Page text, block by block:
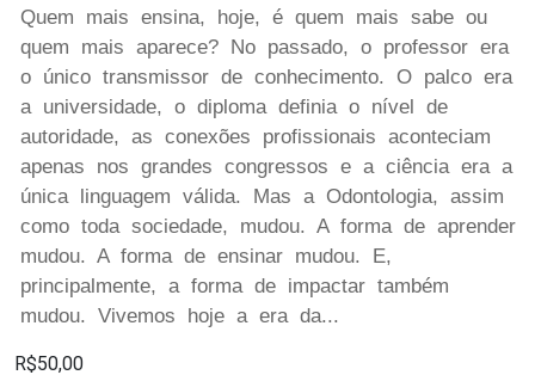
Quem mais ensina, hoje, é quem mais sabe ou
quem mais aparece? No passado, o professor era
o único transmissor de conhecimento. O palco era
a universidade, o diploma definia o nível de
autoridade, as conexões profissionais aconteciam
apenas nos grandes congressos e a ciência era a
única linguagem válida. Mas a Odontologia, assim
como toda sociedade, mudou. A forma de aprender
mudou. A forma de ensinar mudou. E,
principalmente, a forma de impactar também
mudou. Vivemos hoje a era da...
R$50,00